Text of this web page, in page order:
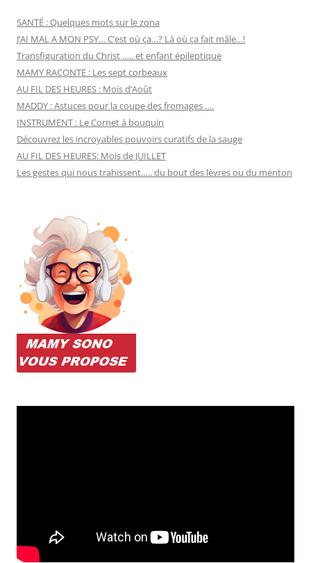
SANTÉ : Quelques mots sur le zona
J’AI MAL A MON PSY… C’est où ça…? Là où ça fait mâle…!
Transfiguration du Christ ….. et enfant épileptique
MAMY RACONTE : Les sept corbeaux
AU FIL DES HEURES : Mois d’Août
MADDY : Astuces pour la coupe des fromages ….
INSTRUMENT : Le Cornet à bouquin
Découvrez les incroyables pouvoirs curatifs de la sauge
AU FIL DES HEURES: Mois de JUILLET
Les gestes qui nous trahissent….. du bout des lèvres ou du menton